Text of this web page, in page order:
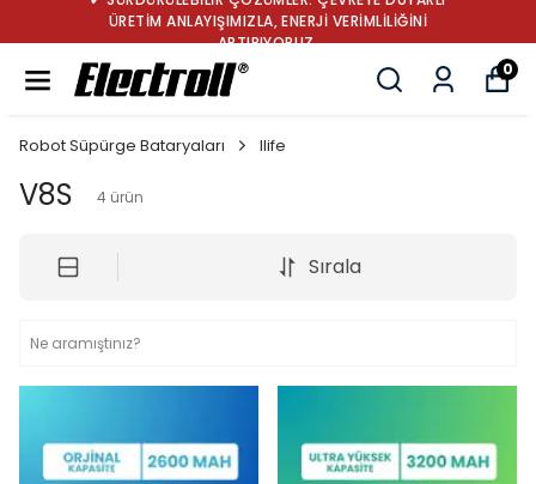
ÜRETİM ANLAYIŞIMIZLA, ENERJİ VERİMLİLİĞİNİ
ARTIRIYORUZ.
0
Robot Süpürge Bataryaları Ilife
V8S 4 ürün
Sırala